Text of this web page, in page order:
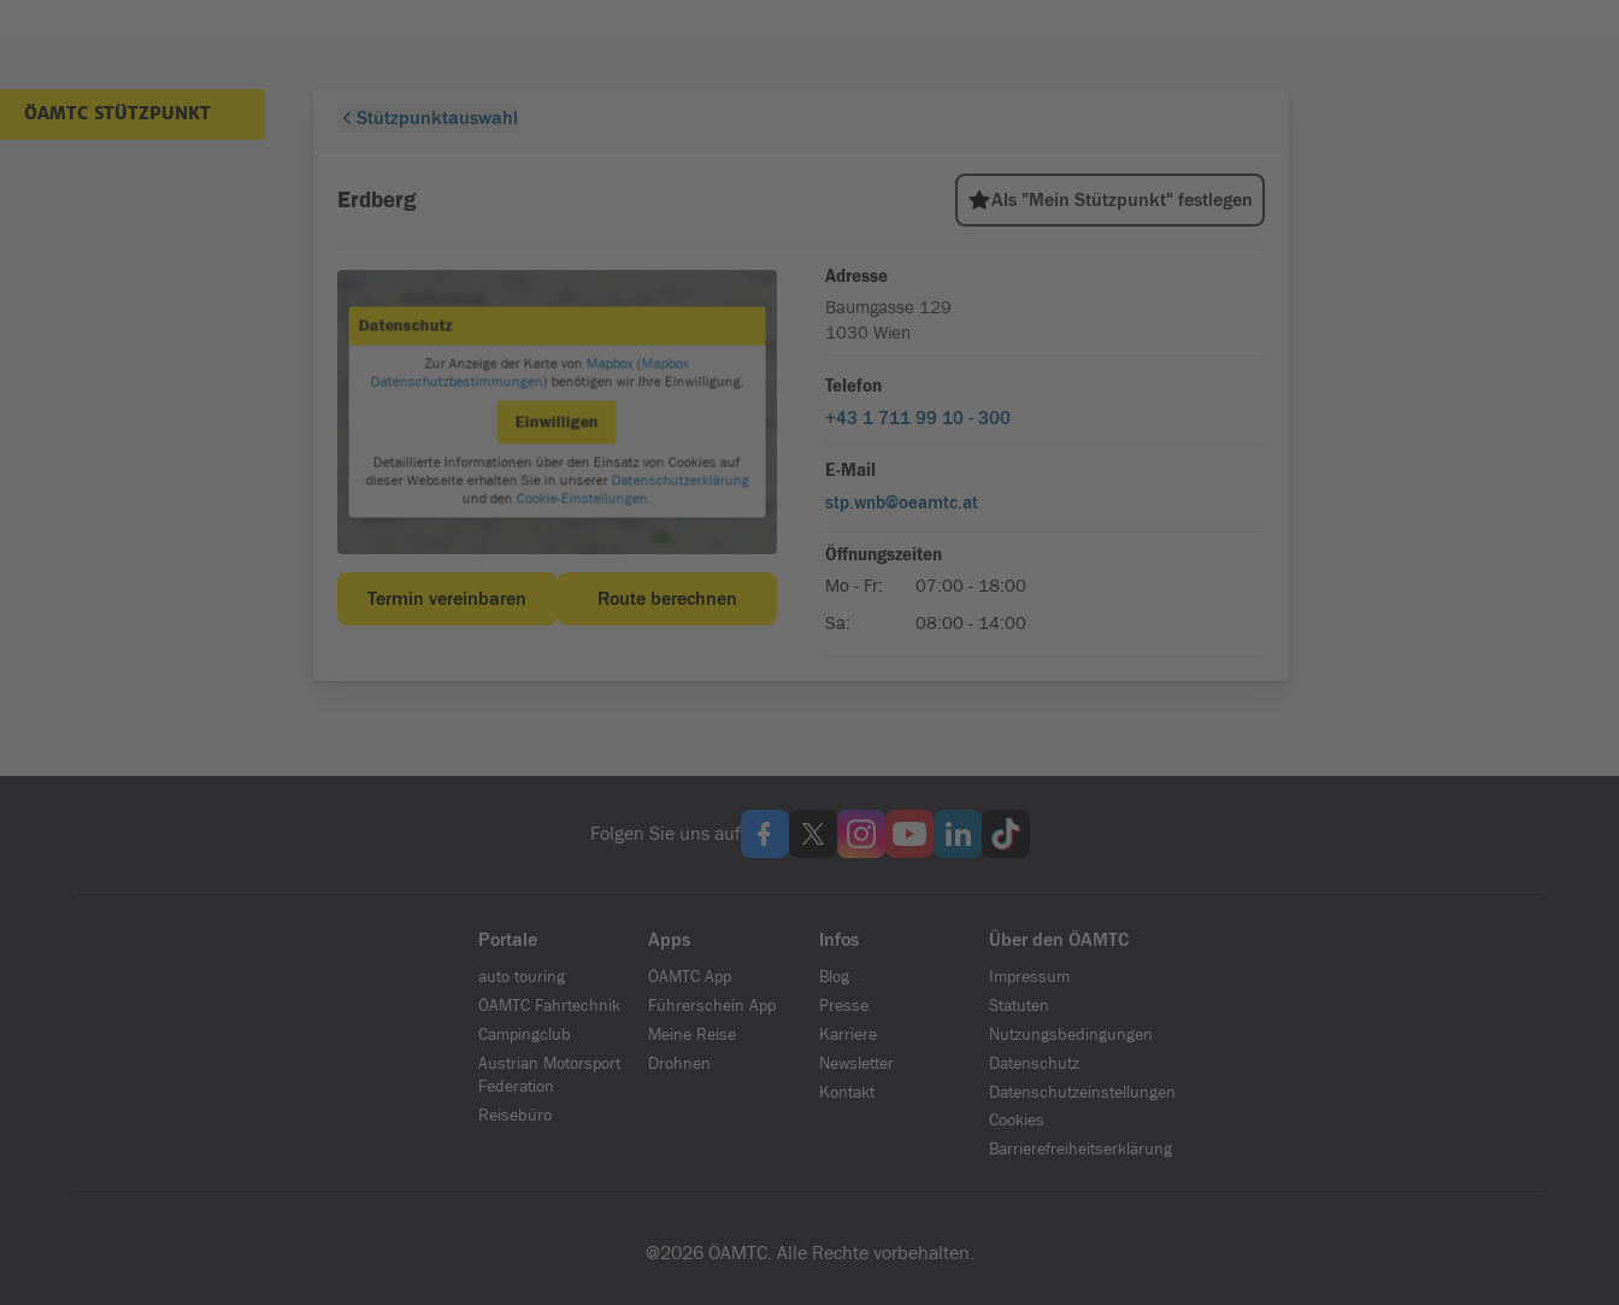
ÖAMTC STÜTZPUNKT
Folgen Sie uns auf
Portale
auto touring
ÖAMTC Fahrtechnik
Campingclub
Austrian Motorsport
Federation
Reisebüro
Apps
ÖAMTC App
Führerschein App
Meine Reise
Drohnen
Infos
Blog
Presse
Karriere
Newsletter
Kontakt
Über den ÖAMTC
Impressum
Statuten
Nutzungsbedingungen
Datenschutz
Datenschutzeinstellungen
Cookies
Barrierefreiheitserklärung
@2026ÖAMTC. Alle Rechte vorbehalten.